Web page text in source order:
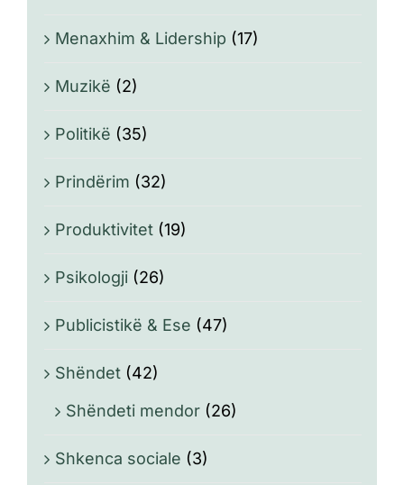
Menaxhim & Lidership (17)
Muzikë (2)
Politikë (35)
Prindërim (32)
Produktivitet (19)
Psikologji (26)
Publicistikë & Ese (47)
Shëndet (42)
Shëndeti mendor (26)
Shkenca sociale (3)